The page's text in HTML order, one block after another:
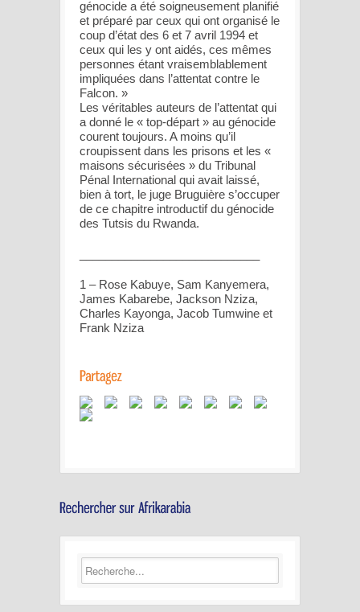
génocide a été soigneusement planifié
et préparé par ceux qui ont organisé le
coup d’état des 6 et 7 avril 1994 et
ceux qui les y ont aidés, ces mêmes
personnes étant vraisemblablement
impliquées dans l’attentat contre le
Falcon. »
Les véritables auteurs de l’attentat qui
a donné le « top-départ » au génocide
courent toujours. A moins qu’il
croupissent dans les prisons et les «
maisons sécurisées » du Tribunal
Pénal International qui avait laissé,
bien à tort, le juge Bruguière s’occuper
de ce chapitre introductif du génocide
des Tutsis du Rwanda.
1 – Rose Kabuye, Sam Kanyemera,
James Kabarebe, Jackson Nziza,
Charles Kayonga, Jacob Tumwine et
Frank Nziza